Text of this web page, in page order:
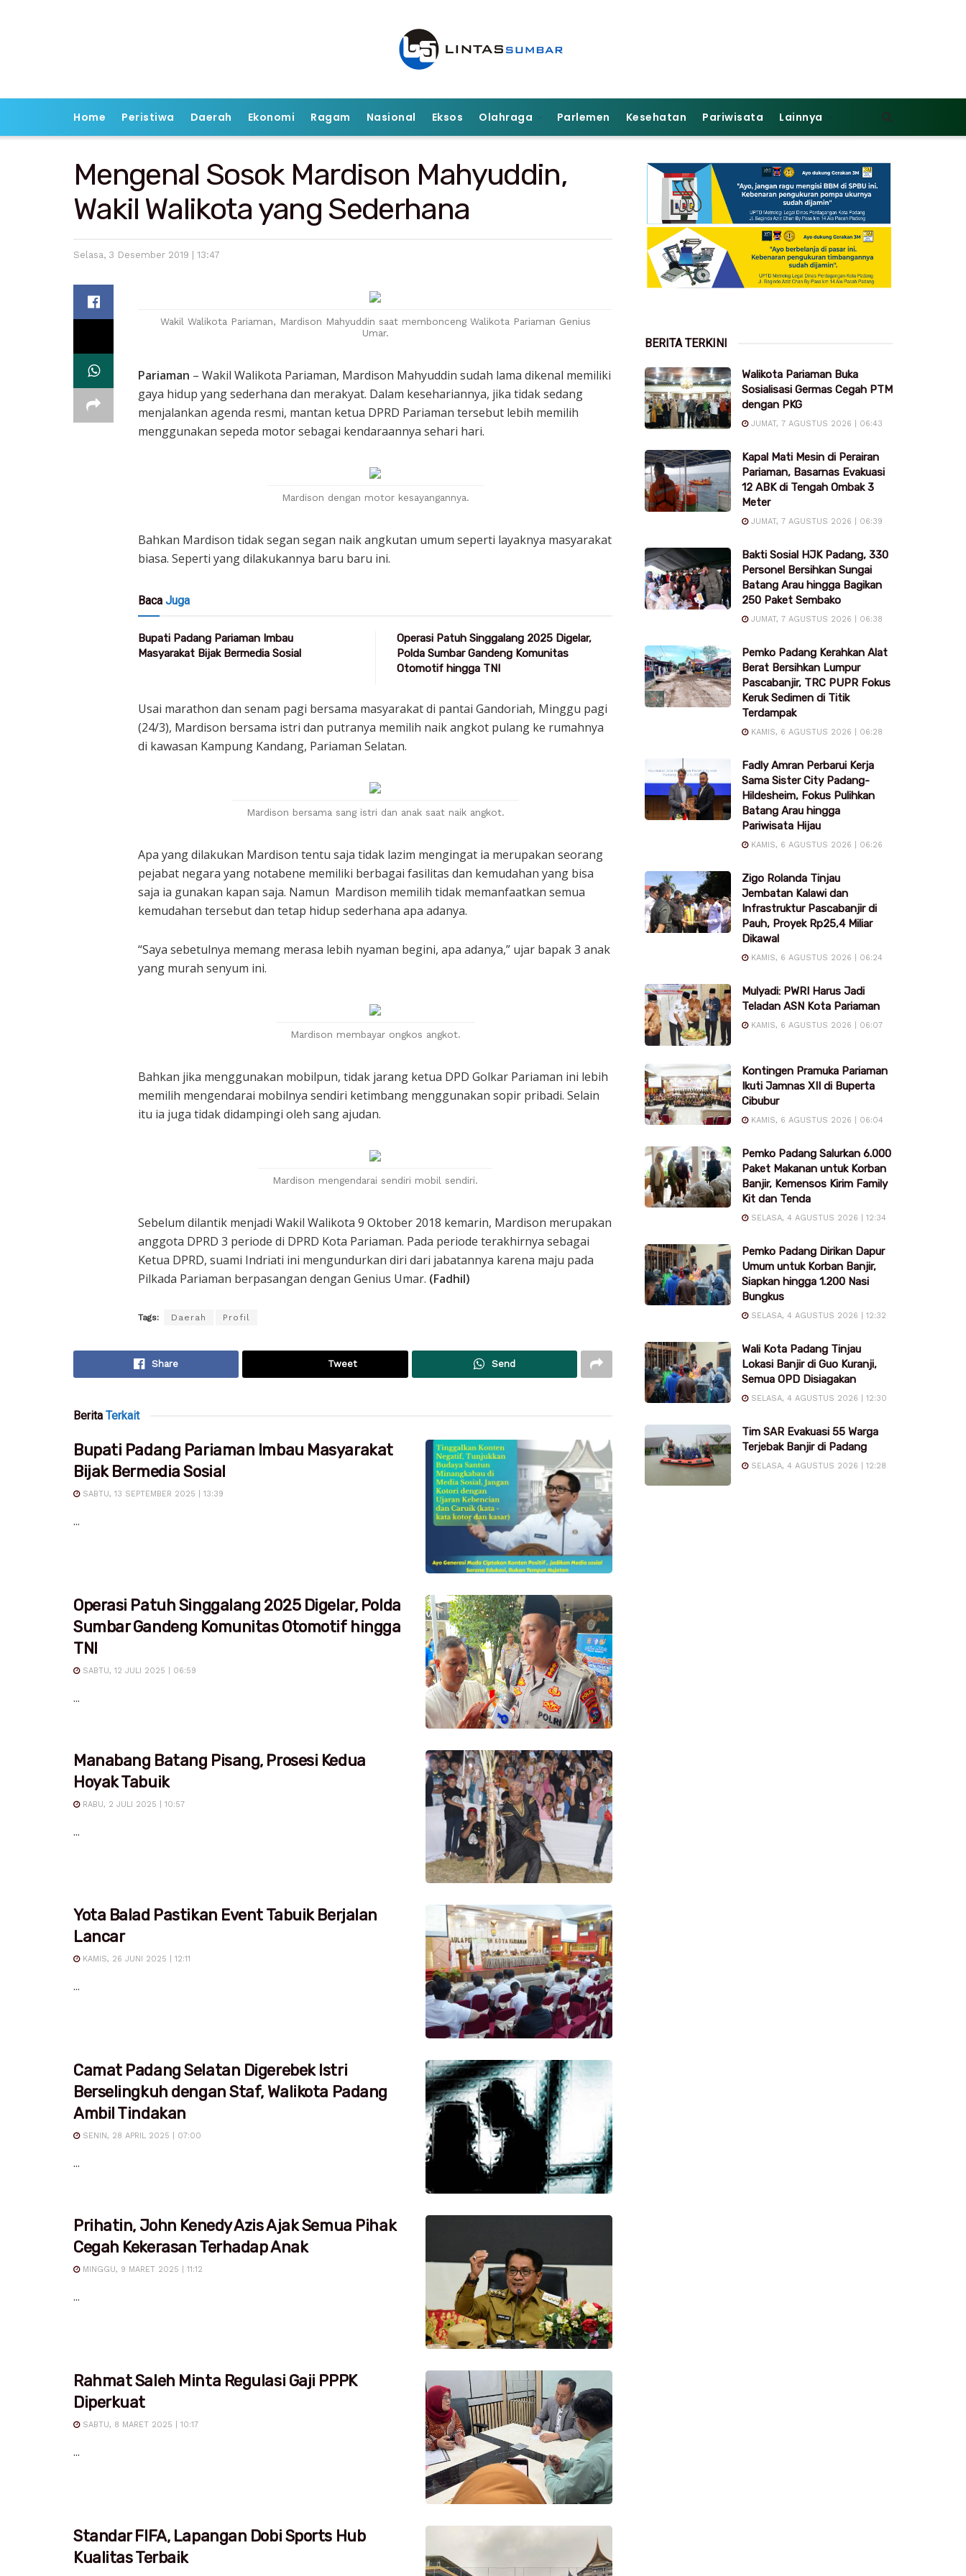
Home Peristiwa Daerah Ekonomi Ragam Nasional Eksos Olahraga Parlemen Kesehatan Pariwisata Lainnya
Mengenal Sosok Mardison Mahyuddin,
Wakil Walikota yang Sederhana
Selasa, 3 Desember 2019 | 13:47
Wakil Walikota Pariaman, Mardison Mahyuddin saat membonceng Walikota Pariaman Genius
Umar.
Pariaman – Wakil Walikota Pariaman, Mardison Mahyuddin sudah lama dikenal memiliki
gaya hidup yang sederhana dan merakyat. Dalam kesehariannya, jika tidak sedang
menjalankan agenda resmi, mantan ketua DPRD Pariaman tersebut lebih memilih
menggunakan sepeda motor sebagai kendaraannya sehari hari.
Mardison dengan motor kesayangannya.
Bahkan Mardison tidak segan segan naik angkutan umum seperti layaknya masyarakat
biasa. Seperti yang dilakukannya baru baru ini.
Baca Juga
Bupati Padang Pariaman Imbau
Masyarakat Bijak Bermedia Sosial
Operasi Patuh Singgalang 2025 Digelar,
Polda Sumbar Gandeng Komunitas
Otomotif hingga TNI
Usai marathon dan senam pagi bersama masyarakat di pantai Gandoriah, Minggu pagi
(24/3), Mardison bersama istri dan putranya memilih naik angkot pulang ke rumahnya
di kawasan Kampung Kandang, Pariaman Selatan.
Mardison bersama sang istri dan anak saat naik angkot.
Apa yang dilakukan Mardison tentu saja tidak lazim mengingat ia merupakan seorang
pejabat negara yang notabene memiliki berbagai fasilitas dan kemudahan yang bisa
saja ia gunakan kapan saja. Namun Mardison memilih tidak memanfaatkan semua
kemudahan tersebut dan tetap hidup sederhana apa adanya.
“Saya sebetulnya memang merasa lebih nyaman begini, apa adanya,” ujar bapak 3 anak
yang murah senyum ini.
Mardison membayar ongkos angkot.
Bahkan jika menggunakan mobilpun, tidak jarang ketua DPD Golkar Pariaman ini lebih
memilih mengendarai mobilnya sendiri ketimbang menggunakan sopir pribadi. Selain
itu ia juga tidak didampingi oleh sang ajudan.
Mardison mengendarai sendiri mobil sendiri.
Sebelum dilantik menjadi Wakil Walikota 9 Oktober 2018 kemarin, Mardison merupakan
anggota DPRD 3 periode di DPRD Kota Pariaman. Pada periode terakhirnya sebagai
Ketua DPRD, suami Indriati ini mengundurkan diri dari jabatannya karena maju pada
Pilkada Pariaman berpasangan dengan Genius Umar. (Fadhil)
Tags: Daerah Profil
Share Tweet Send
Berita Terkait
Bupati Padang Pariaman Imbau Masyarakat
Bijak Bermedia Sosial
SABTU, 13 SEPTEMBER 2025 | 13:39
...
Operasi Patuh Singgalang 2025 Digelar, Polda
Sumbar Gandeng Komunitas Otomotif hingga
TNI
SABTU, 12 JULI 2025 | 06:59
...
Manabang Batang Pisang, Prosesi Kedua
Hoyak Tabuik
RABU, 2 JULI 2025 | 10:57
...
Yota Balad Pastikan Event Tabuik Berjalan
Lancar
KAMIS, 26 JUNI 2025 | 12:11
...
Camat Padang Selatan Digerebek Istri
Berselingkuh dengan Staf, Walikota Padang
Ambil Tindakan
SENIN, 28 APRIL 2025 | 07:00
...
Prihatin, John Kenedy Azis Ajak Semua Pihak
Cegah Kekerasan Terhadap Anak
MINGGU, 9 MARET 2025 | 11:12
...
Rahmat Saleh Minta Regulasi Gaji PPPK
Diperkuat
SABTU, 8 MARET 2025 | 10:17
...
Standar FIFA, Lapangan Dobi Sports Hub
Kualitas Terbaik
BERITA TERKINI
Walikota Pariaman Buka
Sosialisasi Germas Cegah PTM
dengan PKG
JUMAT, 7 AGUSTUS 2026 | 06:43
Kapal Mati Mesin di Perairan
Pariaman, Basarnas Evakuasi
12 ABK di Tengah Ombak 3
Meter
JUMAT, 7 AGUSTUS 2026 | 06:39
Bakti Sosial HJK Padang, 330
Personel Bersihkan Sungai
Batang Arau hingga Bagikan
250 Paket Sembako
JUMAT, 7 AGUSTUS 2026 | 06:38
Pemko Padang Kerahkan Alat
Berat Bersihkan Lumpur
Pascabanjir, TRC PUPR Fokus
Keruk Sedimen di Titik
Terdampak
KAMIS, 6 AGUSTUS 2026 | 06:28
Fadly Amran Perbarui Kerja
Sama Sister City Padang-
Hildesheim, Fokus Pulihkan
Batang Arau hingga
Pariwisata Hijau
KAMIS, 6 AGUSTUS 2026 | 06:26
Zigo Rolanda Tinjau
Jembatan Kalawi dan
Infrastruktur Pascabanjir di
Pauh, Proyek Rp25,4 Miliar
Dikawal
KAMIS, 6 AGUSTUS 2026 | 06:24
Mulyadi: PWRI Harus Jadi
Teladan ASN Kota Pariaman
KAMIS, 6 AGUSTUS 2026 | 06:07
Kontingen Pramuka Pariaman
Ikuti Jamnas XII di Buperta
Cibubur
KAMIS, 6 AGUSTUS 2026 | 06:04
Pemko Padang Salurkan 6.000
Paket Makanan untuk Korban
Banjir, Kemensos Kirim Family
Kit dan Tenda
SELASA, 4 AGUSTUS 2026 | 12:34
Pemko Padang Dirikan Dapur
Umum untuk Korban Banjir,
Siapkan hingga 1.200 Nasi
Bungkus
SELASA, 4 AGUSTUS 2026 | 12:32
Wali Kota Padang Tinjau
Lokasi Banjir di Guo Kuranji,
Semua OPD Disiagakan
SELASA, 4 AGUSTUS 2026 | 12:30
Tim SAR Evakuasi 55 Warga
Terjebak Banjir di Padang
SELASA, 4 AGUSTUS 2026 | 12:28